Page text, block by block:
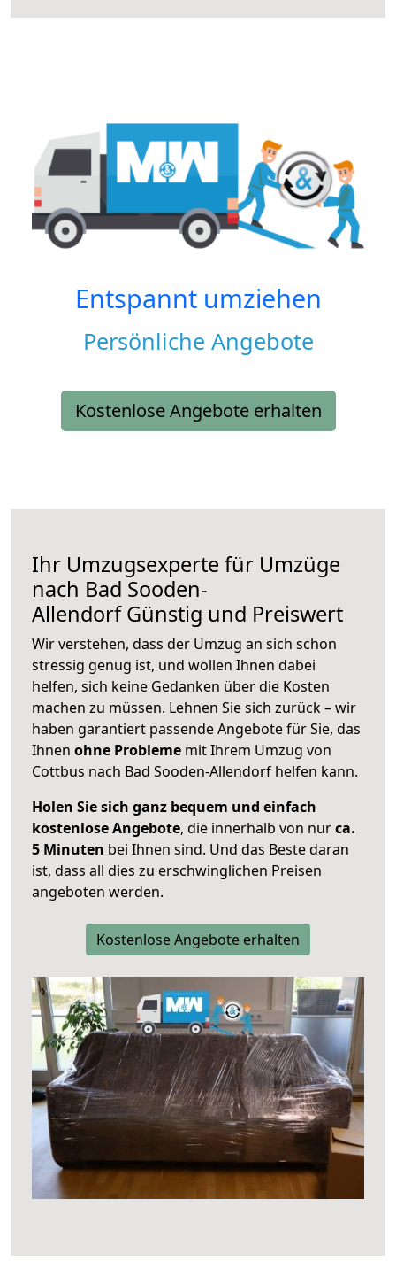
Entspannt umziehen
Persönliche Angebote
Kostenlose Angebote erhalten
Ihr Umzugsexperte für Umzüge
nach Bad Sooden-
AllendorfGünstig und Preiswert
Wir verstehen, dass der Umzug an sich schon
stressig genug ist, und wollen Ihnen dabei
helfen, sich keine Gedanken über die Kosten
machen zu müssen. Lehnen Sie sich zurück – wir
haben garantiert passende Angebote für Sie, das
Ihnen ohne Probleme mit Ihrem Umzug von
Cottbus nach Bad Sooden-Allendorf helfen kann.
Holen Sie sich ganz bequem und einfach
kostenlose Angebote, die innerhalb von nurca.
5 Minuten bei Ihnen sind. Und das Beste daran
ist, dass all dies zu erschwinglichen Preisen
angeboten werden.
Kostenlose Angebote erhalten